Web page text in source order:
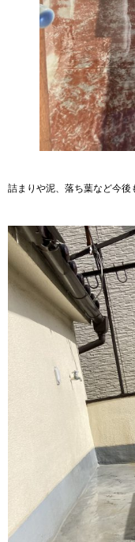
詰まりや泥、落ち葉など今後